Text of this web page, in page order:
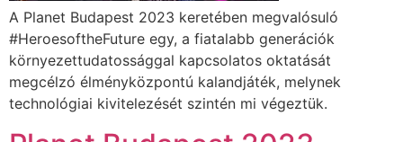
A Planet Budapest 2023 keretében megvalósuló
#HeroesoftheFuture egy, a fiatalabb generációk
környezettudatossággal kapcsolatos oktatását
megcélzó élményközpontú kalandjáték, melynek
technológiai kivitelezését szintén mi végeztük.